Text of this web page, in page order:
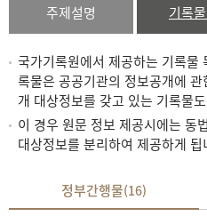
주제설명 기록
국가기록원에서 제공하는 기록물
록물은 공공기관의 정보공개에
개 대상정보를 갖고 있는 기록물
이 경우 원문 정보 제공시에는 동
대상정보를 분리하여 제공하게 됩
정부간행물(16)